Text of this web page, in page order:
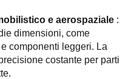
e aerospaziale :
dimensioni, come
componenti leggeri. La
costante per parti